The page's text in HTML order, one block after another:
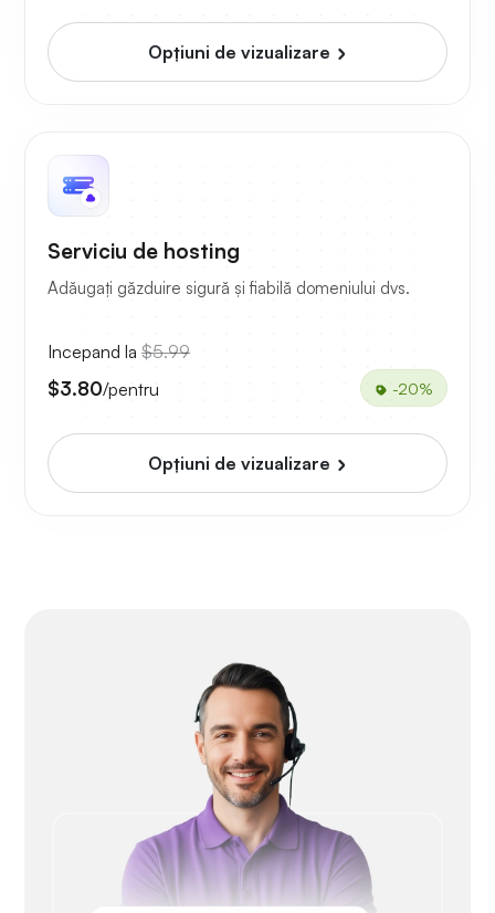
Opțiuni de vizualizare
Serviciu de hosting
Adăugați găzduire sigură și fiabilă domeniului dvs.
Incepand la $5.99
$3.80/pentru -20%
Opțiuni de vizualizare